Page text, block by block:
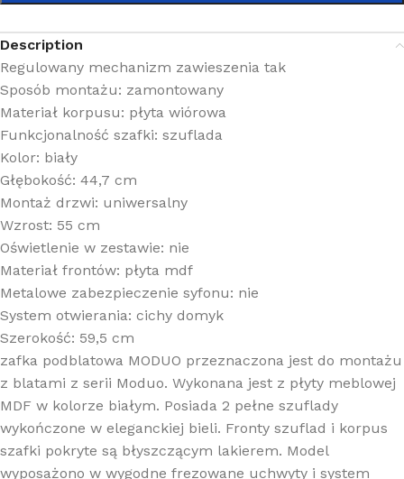
Description
Regulowany mechanizm zawieszenia tak
Sposób montażu: zamontowany
Materiał korpusu: płyta wiórowa
Funkcjonalność szafki: szuflada
Kolor: biały
Głębokość: 44,7 cm
Montaż drzwi: uniwersalny
Wzrost: 55 cm
Oświetlenie w zestawie: nie
Materiał frontów: płyta mdf
Metalowe zabezpieczenie syfonu: nie
System otwierania: cichy domyk
Szerokość: 59,5 cm
zafka podblatowa MODUO przeznaczona jest do montażu
z blatami z serii Moduo. Wykonana jest z płyty meblowej
MDF w kolorze białym. Posiada 2 pełne szuflady
wykończone w eleganckiej bieli. Fronty szuflad i korpus
szafki pokryte są błyszczącym lakierem. Model
wyposażono w wygodne frezowane uchwyty i system